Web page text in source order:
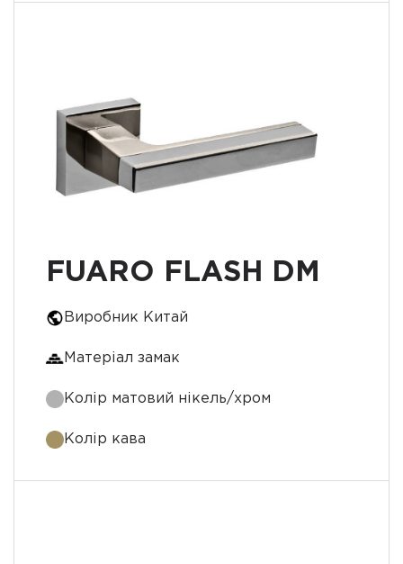
FUARO FLASH DM
Виробник Китай
Матеріал замак
Колір матовий нікель/хром
Колір кава